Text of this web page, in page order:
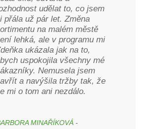
udělat to, co jsem
přála už pár let. Změna
na malém městě
lehká, ale v programu mi
ukázala jak na to,
uspokojila všechny mé
Nemusela jsem
a navýšila tržby tak, že
mi o tom ani nezdálo.
MINAŘÍKOVÁ -